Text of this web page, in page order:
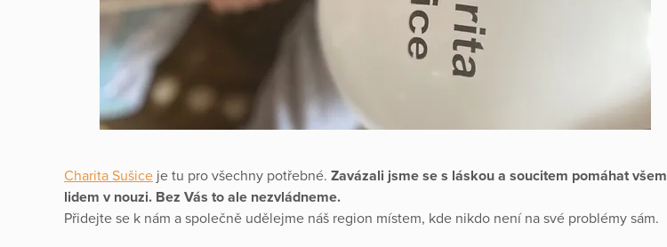
Charita Sušice je tu pro všechny potřebné. Zavázali jsme se s láskou a soucitem pomáhat všem
lidem v nouzi. Bez Vás to ale nezvládneme.
Přidejte se k nám a společně udělejme náš region místem, kde nikdo není na své problémy sám.